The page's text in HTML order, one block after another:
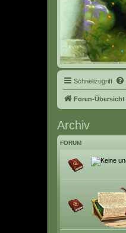
Schnellzugriff
Foren-Übersicht
Archiv
FORUM